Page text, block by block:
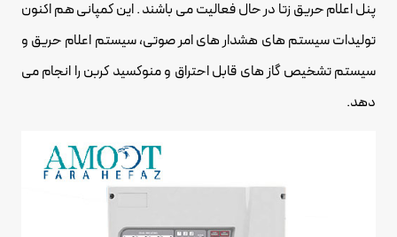
پنل اعلام حریقزتا در حال فعالیت می باشند . این کمپانی هم اکنون
تولیدات سیستم های هشدار های امر صوتی، سیستم اعلام حریق و
سیستم تشخیص گاز های قابل احتراق و منوکسید کربن را انجام می
دهد.